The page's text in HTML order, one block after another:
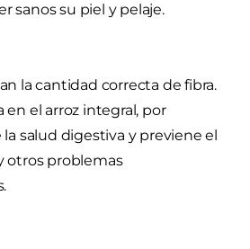
sanos su piel y pelaje.
la cantidad correcta de fibra.
en el arroz integral, por
salud digestiva y previene el
otros problemas